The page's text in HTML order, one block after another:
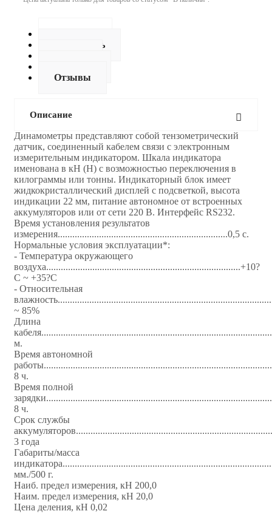
Как купить
Отзывы
Описание
Динамoметры представляют собой тензометрический
датчик, соединенный кабелем связи с электронным
измерительным индикатором. Шкала индикатора
именована в кН (Н) с возможностью переключения в
килограммы или тонны. Индикаторный блок имеет
жидкокристаллический дисплей с подсветкой, высота
индикации 22 мм, питание автономное от встроенных
аккумуляторов или от сети 220 В. Интерфейс RS232.
Время установления результатов
измерения......................................................................0,5 с.
Нормальные условия эксплуатации*:
- Температура окружающего
воздуха................................................................................+10?
С ~ +35?С
- Относительная
~ 85%
Длина
м.
Время автономной
8 ч.
Время полной
8 ч.
Срок службы
3 года
Габариты/масса
мм./500 г.
Наиб. предел измерения, кН 200,0
Наим. предел измерения, кН 20,0
Цена деления, кН 0,02